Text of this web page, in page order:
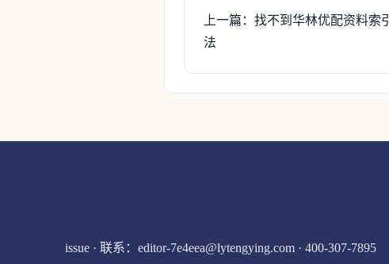
上一篇：找不到华林优配资料索
法
issue · 联系：editor-7e4eea@lytengying.com · 400-307-7895